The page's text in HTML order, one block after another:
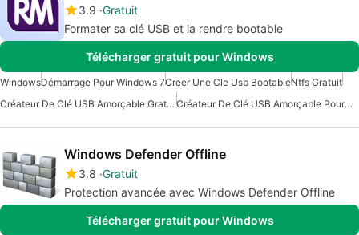
3.9 Gratuit
Formater sa clé USB et la rendre bootable
Télécharger gratuit pour Windows
WindowsDémarrage Pour Windows 7Creer Une Cle Usb BootableNtfs Gratuit
Créateur De Clé USB Amorçable Gratuit Pour Windows
Créateur De Clé USB Amorçable Pour Windows
Windows Defender Offline
3.8 Gratuit
Protection avancée avec Windows Defender Offline
Télécharger gratuit pour Windows